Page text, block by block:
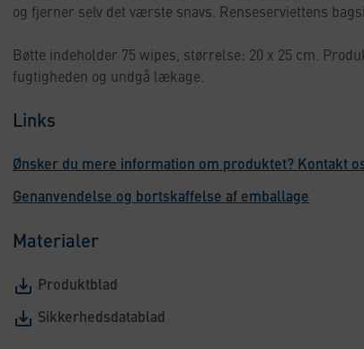
og fjerner selv det værste snavs. Renseserviettens
Bøtte indeholder 75 wipes, størrelse: 20 x 25 cm.
fugtigheden og undgå lækage.
Links
Ønsker du mere information om produktet? Kontakt
Genanvendelse og bortskaffelse af emballage
Materialer
Produktblad
Sikkerhedsdatablad